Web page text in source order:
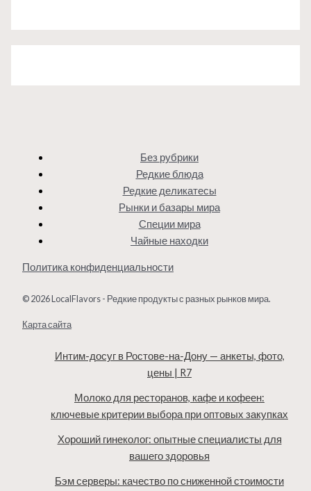
Без рубрики
Редкие блюда
Редкие деликатесы
Рынки и базары мира
Специи мира
Чайные находки
Политика конфиденциальности
© 2026 LocalFlavors - Редкие продукты с разных рынков мира.
Карта сайта
Интим-досуг в Ростове-на-Дону — анкеты, фото,
цены | R7
Молоко для ресторанов, кафе и кофеен:
ключевые критерии выбора при оптовых закупках
Хороший гинеколог: опытные специалисты для
вашего здоровья
Бэм серверы: качество по сниженной стоимости